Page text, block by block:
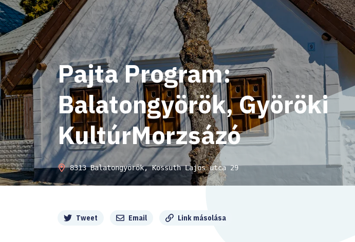
Pajta Program:
Balatongyörök, Györöki
KultúrMorzsázó
8313 Balatongyörök, Kossuth Lajos utca 29
Tweet Email Link másolása